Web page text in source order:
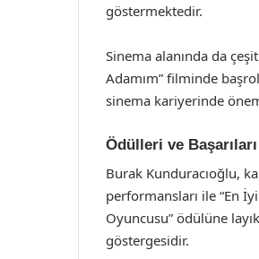
göstermektedir.
Sinema alanında da
Adamım” filminde
sinema kariyerinde
Ödülleri ve Başarıları
Burak Kunduracıoğlu,
performansları ile “En
Oyuncusu” ödülüne
göstergesidir.